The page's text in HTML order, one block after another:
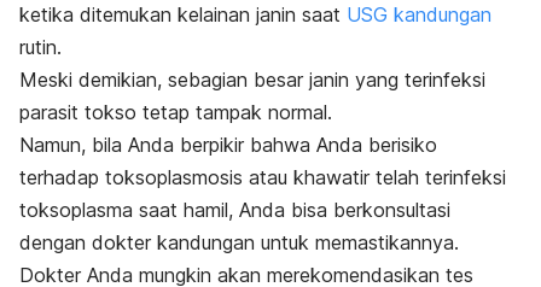
ketika ditemukan kelainan janin saat USG kandungan
rutin.
Meski demikian, sebagian besar janin yang terinfeksi
parasit tokso tetap tampak normal.
Namun, bila Anda berpikir bahwa Anda berisiko
terhadap toksoplasmosis atau khawatir telah terinfeksi
toksoplasma saat hamil, Anda bisa berkonsultasi
dengan dokter kandungan untuk memastikannya.
Dokter Anda mungkin akan merekomendasikan tes